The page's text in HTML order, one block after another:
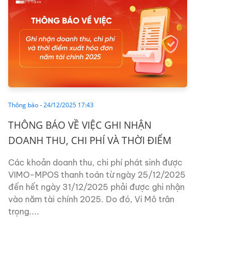
Thông báo-24/12/2025 17:43
THÔNG BÁO VỀ VIỆC GHI NHẬN
DOANH THU, CHI PHÍ VÀ THỜI ĐIỂM
XUẤT HÓA ĐƠN NĂM TÀI CHÍNH...
Các khoản doanh thu, chi phí phát sinh được
VIMO-MPOS thanh toán từ ngày 25/12/2025
đến hết ngày 31/12/2025 phải được ghi nhận
vào năm tài chính 2025. Do đó, Vi Mô trân
trọng....